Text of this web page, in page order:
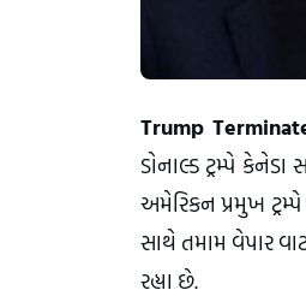
Trump
ડોનાલ્ડ ટ્રમ્પે
અમેરિકન પ્રમુખ
સાથે તમામ વેપાર
રહ્યા છે.